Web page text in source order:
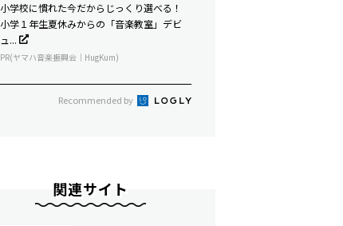
小学校に慣れた今だからじっくり選べる！
小学１年生夏休みからの「音楽教室」デビ
ュ...
PR(ヤマハ音楽振興会｜HugKum)
Recommended by
関連サイト